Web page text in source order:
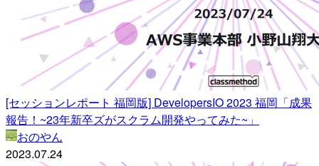
[セッションレポート 福岡版] DevelopersIO 2023 福岡「成果
報告！~23年新卒ズがスクラム開発やってみた~」
おのやん
2023.07.24